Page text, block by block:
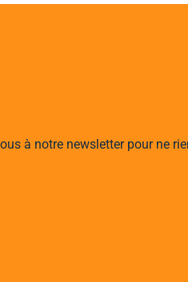
à notre newsletter pour ne